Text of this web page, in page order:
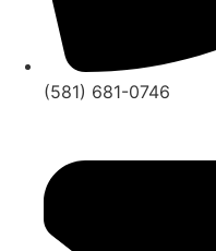
(581) 681-0746